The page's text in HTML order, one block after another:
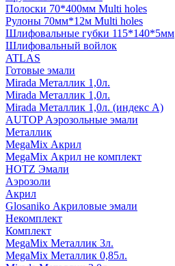
Полоски 70*400мм Multi holes
Рулоны 70мм*12м Multi holes
Шлифовальные губки 115*140*5мм
Шлифовальный войлок
ATLAS
Готовые эмали
Mirada Металлик 1,0л.
Mirada Металлик 1,0л.
Mirada Металлик 1,0л. (индекс А)
AUTOP Аэрозольные эмали
Металлик
MegaMix Акрил
MegaMix Акрил не комплект
HOTZ Эмали
Аэрозоли
Акрил
Glosaniko Акриловые эмали
Некомплект
Комплект
MegaMix Металлик 3л.
MegaMix Металлик 0,85л.